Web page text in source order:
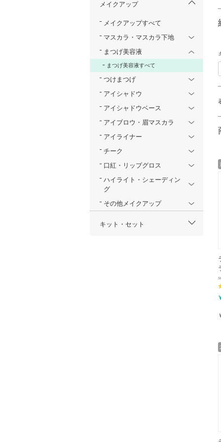
メイクアップ
メイクアップすべて
マスカラ・マスカラ下地
まつげ美容液
まつげ美容液すべて
つけまつげ
アイシャドウ
アイシャドウベース
アイブロウ・眉マスカラ
アイライナー
チーク
口紅・リップグロス
ハイライト・シェーディン
グ
その他メイクアップ
キット・セット